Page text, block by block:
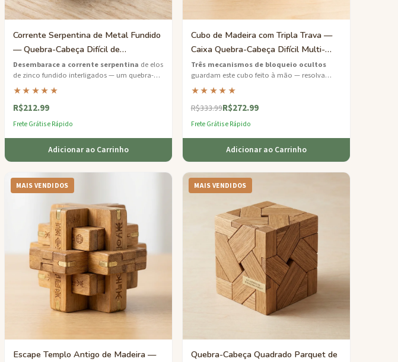
Corrente Serpentina de Metal Fundido
— Quebra-Cabeça Difícil de
Movimento Sequencial
Desembarace a corrente serpentina de elos
de zinco fundido interligados — um quebra-
cabeça metálico satisfatório que exige
paciência e precisão.
★★★★★
R$212.99
Frete Grátis e Rápido
Adicionar ao Carrinho
Cubo de Madeira com Tripla Trava —
Caixa Quebra-Cabeça Difícil Multi-
Mecanismo
Três mecanismos de bloqueio ocultos
guardam este cubo feito à mão — resolva
painéis deslizantes, dials rotativos e fechos
magnéticos para revelar o compartimento
secreto.
★★★★★
R$333.99R$272.99
Frete Grátis e Rápido
Adicionar ao Carrinho
MAIS VENDIDOS
Escape Templo Antigo de Madeira —
MAIS VENDIDOS
Quebra-Cabeça Quadrado Parquet de